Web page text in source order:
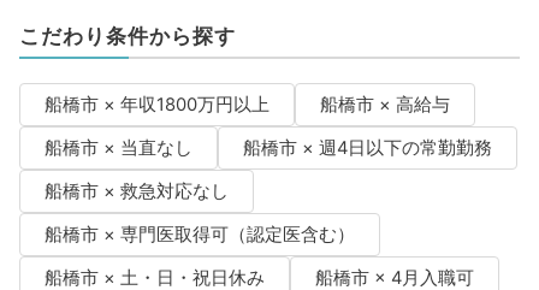
こだわり条件から探す
船橋市 × 年収1800万円以上
船橋市 × 高給与
船橋市 × 当直なし
船橋市 × 週4日以下の常勤勤務
船橋市 × 救急対応なし
船橋市 × 専門医取得可（認定医含む）
船橋市 × 土・日・祝日休み
船橋市 × 4月入職可